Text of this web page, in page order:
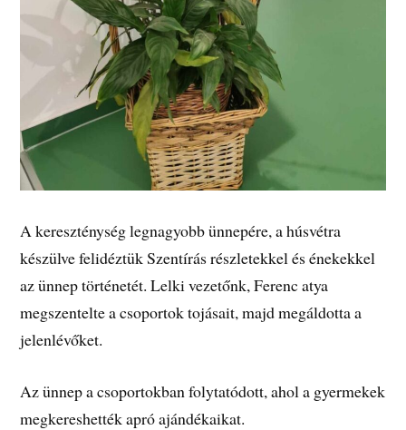
A kereszténység legnagyobb ünnepére, a húsvétra
készülve felidéztük Szentírás részletekkel és énekekkel
az ünnep történetét. Lelki vezetőnk, Ferenc atya
megszentelte a csoportok tojásait, majd megáldotta a
jelenlévőket.
Az ünnep a csoportokban folytatódott, ahol a gyermekek
megkereshették apró ajándékaikat.